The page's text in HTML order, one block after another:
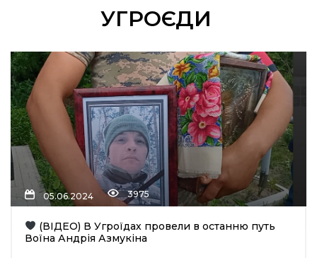
УГРОЄДИ
05.06.2024 3975
(ВІДЕО) В Угроїдах провели в останню путь
Воїна Андрія Азмукіна